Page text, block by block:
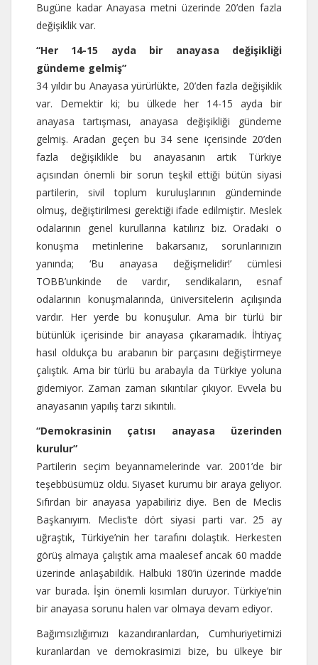
Bugüne kadar Anayasa metni üzerinde 20’den fazla
değişiklik var.
“Her 14-15 ayda bir anayasa değişikliği
gündeme gelmiş”
34 yıldır bu Anayasa yürürlükte, 20’den fazla değişiklik
var. Demektir ki; bu ülkede her 14-15 ayda bir
anayasa tartışması, anayasa değişikliği gündeme
gelmiş. Aradan geçen bu 34 sene içerisinde 20’den
fazla değişiklikle bu anayasanın artık Türkiye
açısından önemli bir sorun teşkil ettiği bütün siyasi
partilerin, sivil toplum kuruluşlarının gündeminde
olmuş, değiştirilmesi gerektiği ifade edilmiştir. Meslek
odalarının genel kurullarına katılırız biz. Oradaki o
konuşma metinlerine bakarsanız, sorunlarınızın
yanında; ‘Bu anayasa değişmelidir!’ cümlesi
TOBB’unkinde de vardır, sendikaların, esnaf
odalarının konuşmalarında, üniversitelerin açılışında
vardır. Her yerde bu konuşulur. Ama bir türlü bir
bütünlük içerisinde bir anayasa çıkaramadık. İhtiyaç
hasıl oldukça bu arabanın bir parçasını değiştirmeye
çalıştık. Ama bir türlü bu arabayla da Türkiye yoluna
gidemiyor. Zaman zaman sıkıntılar çıkıyor. Evvela bu
anayasanın yapılış tarzı sıkıntılı.
“Demokrasinin çatısı anayasa üzerinden
kurulur”
Partilerin seçim beyannamelerinde var. 2001’de bir
teşebbüsümüz oldu. Siyaset kurumu bir araya geliyor.
Sıfırdan bir anayasa yapabiliriz diye. Ben de Meclis
Başkanıyım. Meclis’te dört siyasi parti var. 25 ay
uğraştık, Türkiye’nin her tarafını dolaştık. Herkesten
görüş almaya çalıştık ama maalesef ancak 60 madde
üzerinde anlaşabildik. Halbuki 180’in üzerinde madde
var burada. İşin önemli kısımları duruyor. Türkiye’nin
bir anayasa sorunu halen var olmaya devam ediyor.
Bağımsızlığımızı kazandıranlardan, Cumhuriyetimizi
kuranlardan ve demokrasimizi bize, bu ülkeye bir